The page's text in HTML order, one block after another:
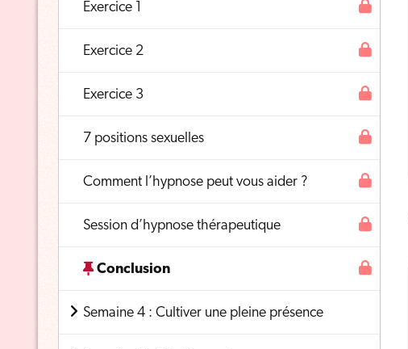
Exercice 1
Exercice 2
Exercice 3
7 positions sexuelles
Comment l’hypnose peut vous aider ?
Session d’hypnose thérapeutique
Conclusion
Semaine 4 : Cultiver une pleine présence